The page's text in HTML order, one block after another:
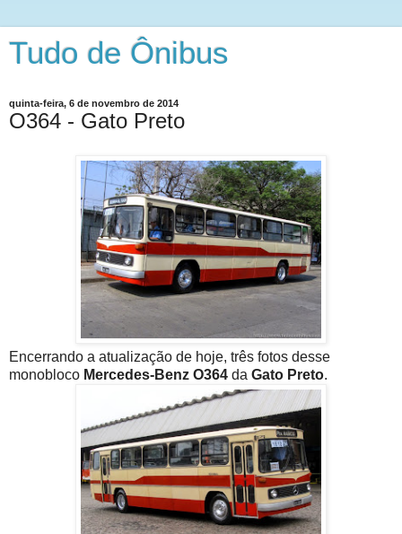
Tudo de Ônibus
quinta-feira, 6 de novembro de 2014
O364 - Gato Preto
Encerrando a atualização de hoje, três fotos desse
monobloco Mercedes-Benz O364 da Gato Preto.